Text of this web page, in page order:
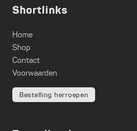
Shortlinks
Home
Shop
Contact
Voorwaarden
Bestelling herroepen